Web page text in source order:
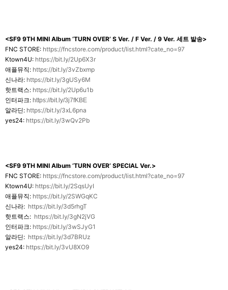
<SF9 9TH MINI Album ‘TURN OVER’ S Ver. / F Ver. / 9 Ver. 세트 발송>
FNC STORE: https://fncstore.com/product/list.html?cate_no=97
Ktown4U: https://bit.ly/2Up6X3r
애플뮤직: https://bit.ly/3vZbxmp
신나라: https://bit.ly/3gUSy6M
핫트랙스: https://bit.ly/2Up6u1b
인터파크: https://bit.ly/3j7fKBE
알라딘: https://bit.ly/3xL6pna
yes24: https://bit.ly/3wQv2Pb
<SF9 9TH MINI Album ‘TURN OVER’ SPECIAL Ver.>
FNC STORE: https://fncstore.com/product/list.html?cate_no=97
Ktown4U: https://bit.ly/2SqsUyI
애플뮤직: https://bit.ly/2SWGqKC
신나라: https://bit.ly/3d5rhgT
핫트랙스: https://bit.ly/3gN2jVG
인터파크: https://bit.ly/3wSJyG1
알라딘: https://bit.ly/3d7BRUz
yes24: https://bit.ly/3vU8XO9